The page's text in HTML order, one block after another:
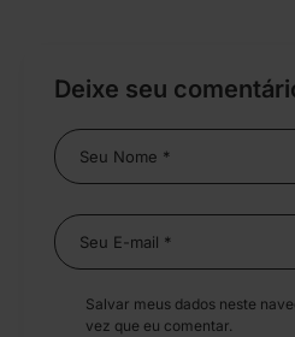
Deixe seu
Salvar meus dados neste
vez que eu comentar.